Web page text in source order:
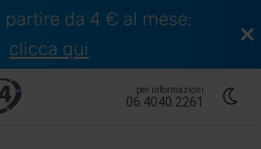
partire da 4 € al mese:
clicca qui
per informazioni
06.4040.2261